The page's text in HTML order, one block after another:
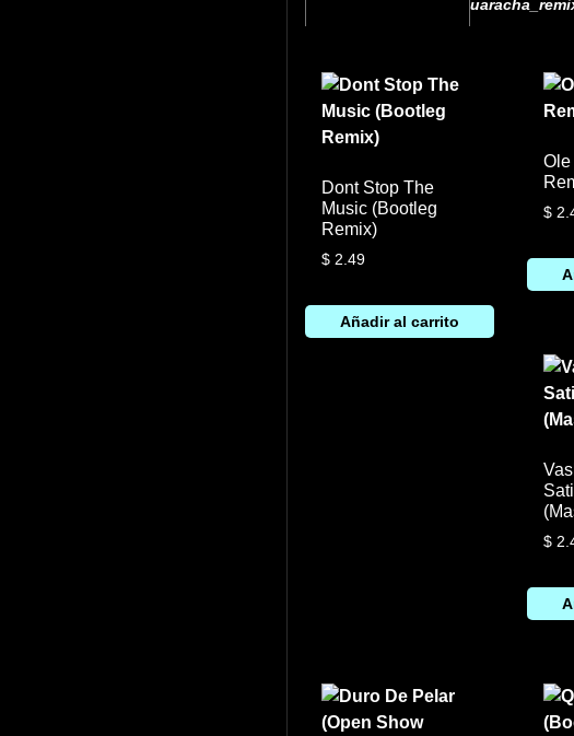
Dont Stop The
Music (Bootleg
Remix)
$ 2.49
Añadir al carrito
Ole
$
$